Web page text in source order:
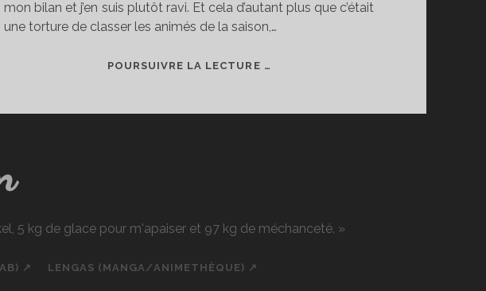
mon bilan et j’en suis plutôt ravi. Et cela d’autant plus que c’était
une torture de classer les animés de la saison,…
POURSUIVRE LA LECTURE …
5 kg de glace pour m'apaiser et 97 kg de méchanceté. »
↗ LENGAS (MANGA/ANIMETHÈQUE) ↗